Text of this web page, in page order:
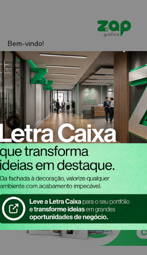
Bem-vindo!
Entre
oucadastre-se
Nichos de atuação
Escolha seu nicho